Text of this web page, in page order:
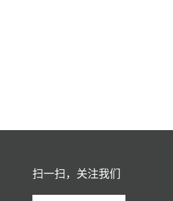
扫一扫，关注我们